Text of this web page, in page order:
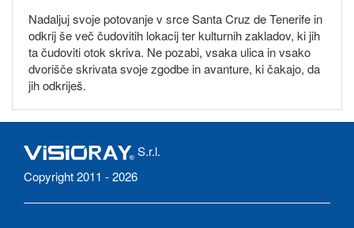
Nadaljuj svoje potovanje v srce Santa Cruz de Tenerife in
odkrij še več čudovitih lokacij ter kulturnih zakladov, ki jih
ta čudoviti otok skriva. Ne pozabi, vsaka ulica in vsako
dvorišče skrivata svoje zgodbe in avanture, ki čakajo, da
jih odkriješ.
S.r.l.
Copyright 2011 - 2026